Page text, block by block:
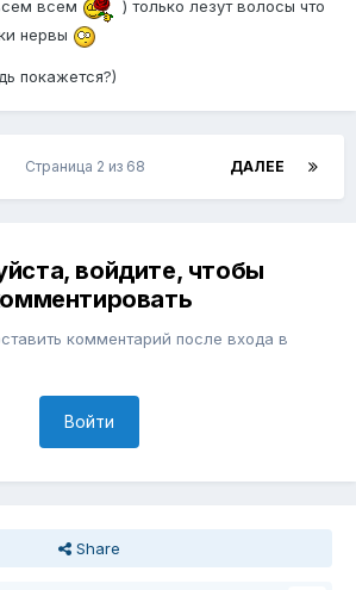
всем
) только лезут волосы что
нервы
покажется?)
ДАЛЕЕ
Страница 2 из 68
войдите, чтобы
комментарий после входа в
Войти
Share